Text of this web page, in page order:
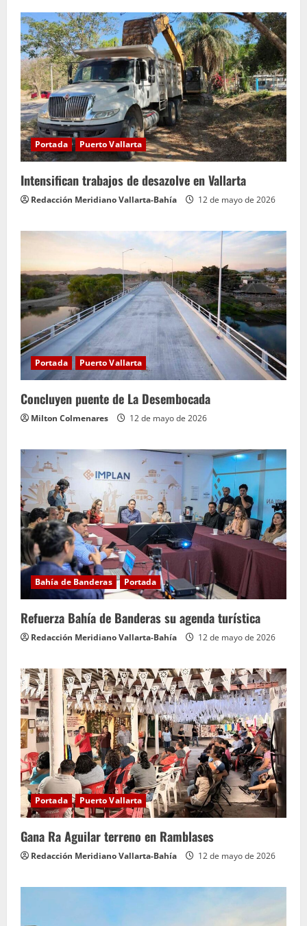
Portada Puerto Vallarta
Intensifican trabajos de desazolve en Vallarta
Redacción Meridiano Vallarta-Bahía 12 de mayo de 2026
Portada Puerto Vallarta
Concluyen puente de La Desembocada
Milton Colmenares 12 de mayo de 2026
Bahía de Banderas Portada
Refuerza Bahía de Banderas su agenda turística
Redacción Meridiano Vallarta-Bahía 12 de mayo de 2026
Portada Puerto Vallarta
Gana Ra Aguilar terreno en Ramblases
Redacción Meridiano Vallarta-Bahía 12 de mayo de 2026